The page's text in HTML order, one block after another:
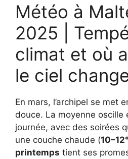
Météo à
2025 |
climat et où
le ciel
En mars, l’archipel se met
douce. La moyenne oscille
journée, avec des soirées
une couche chaude (
printemps tient ses